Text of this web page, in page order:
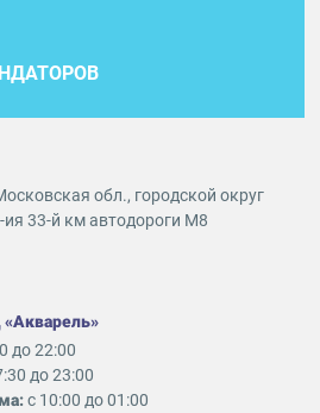
обл., городской округ
33-й км автодороги М8
до 22:00
до 23:00
с 10:00 до 01:00